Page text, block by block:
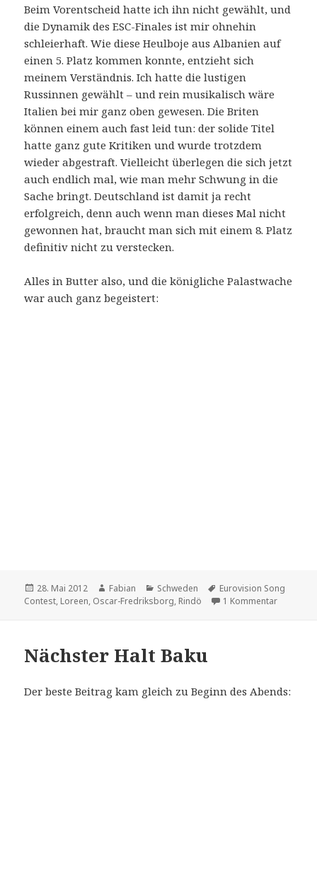
Beim Vorentscheid hatte ich ihn nicht gewählt, und
die Dynamik des ESC-Finales ist mir ohnehin
schleierhaft. Wie diese Heulboje aus Albanien auf
einen 5. Platz kommen konnte, entzieht sich
meinem Verständnis. Ich hatte die lustigen
Russinnen gewählt – und rein musikalisch wäre
Italien bei mir ganz oben gewesen. Die Briten
können einem auch fast leid tun: der solide Titel
hatte ganz gute Kritiken und wurde trotzdem
wieder abgestraft. Vielleicht überlegen die sich jetzt
auch endlich mal, wie man mehr Schwung in die
Sache bringt. Deutschland ist damit ja recht
erfolgreich, denn auch wenn man dieses Mal nicht
gewonnen hat, braucht man sich mit einem 8. Platz
definitiv nicht zu verstecken.
Alles in Butter also, und die königliche Palastwache
war auch ganz begeistert:
Veröffentlicht
am
28. Mai 2012 Autor
Fabian Kategorien
Schweden Schlagwörter
Eurovision Song
Contest, Loreen, Oscar-Fredriksborg, Rindö 1 Kommentarzu Von
Nächster Halt Baku
Der beste Beitrag kam gleich zu Beginn des Abends: